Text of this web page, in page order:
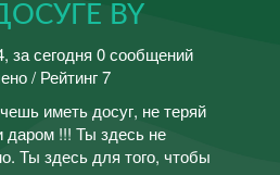
BY
за сегодня 0 сообщений
/ Рейтинг 7
иметь досуг, не теряй
даром !!! Ты здесь не
Ты здесь для того, чтобы